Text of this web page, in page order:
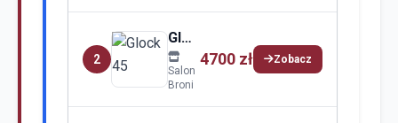
2
Glock Glock 45
Salon
Broni
4700 zł Zobacz